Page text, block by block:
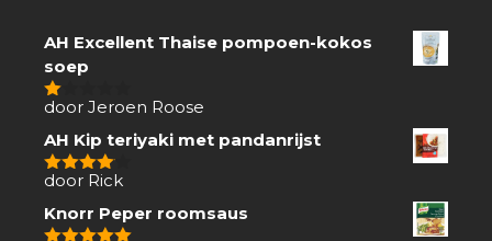
AH Excellent Thaise pompoen-kokos
soep
1
5
door Jeroen Roose
AH Kip teriyaki met pandanrijst
4van 5
door Rick
Knorr Peper roomsaus